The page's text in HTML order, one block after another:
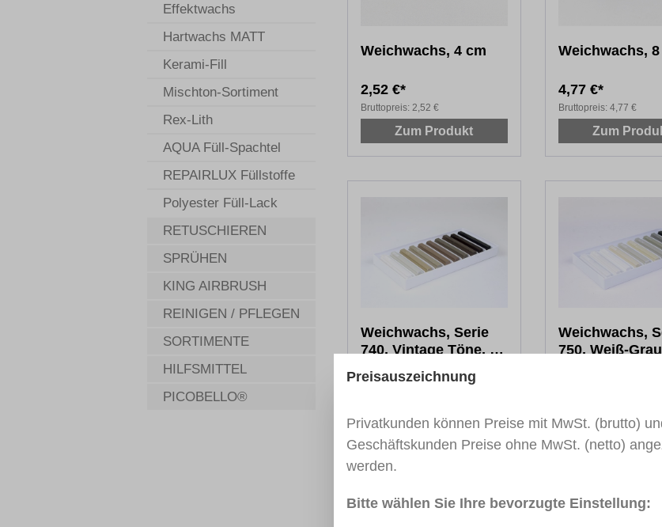
Effektwachs
Hartwachs MATT
Kerami-Fill
Mischton-Sortiment
Rex-Lith
AQUA Füll-Spachtel
REPAIRLUX Füllstoffe
Polyester Füll-Lack
RETUSCHIEREN
SPRÜHEN
KING AIRBRUSH
REINIGEN / PFLEGEN
SORTIMENTE
HILFSMITTEL
PICOBELLO®
Weichwachs, 4 cm
2,52 €*
Bruttopreis: 2,52 €
Zum Produkt
Weichwachs,
4,77 €*
Bruttopreis: 4,77 €
Zum
Weichwachs, Serie
740, Vintage Töne, 10
16,41 €*
Weichwachs,
750, Weiß-
Preisauszeichnung
Privatkunden können Preise mit MwSt. (brutto)
Geschäftskunden Preise ohne MwSt. (netto)
werden.
Bitte wählen Sie Ihre bevorzugte Einstellung: